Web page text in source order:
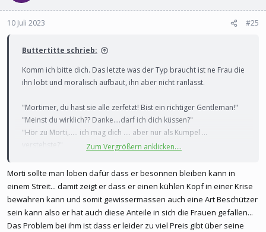
10 Juli 2023 #25
Buttertitte schrieb:
Komm ich bitte dich. Das letzte was der Typ braucht ist ne Frau die
ihn lobt und moralisch aufbaut, ihn aber nicht ranlässt.
"Mortimer, du hast sie alle zerfetzt! Bist ein richtiger Gentleman!"
"Meinst du wirklich?? Danke....darf ich dich küssen?"
"Hör zu Morti,..... ich mag dich .... aber nur als Kumpel ...
verstehste?"
Zum Vergrößern anklicken....
Morti sollte man loben dafür dass er besonnen bleiben kann in
einem Streit... damit zeigt er dass er einen kühlen Kopf in einer Krise
bewahren kann und somit gewissermassen auch eine Art Beschützer
sein kann also er hat auch diese Anteile in sich die Frauen gefallen...
Das Problem bei ihm ist dass er leider zu viel Preis gibt über seine